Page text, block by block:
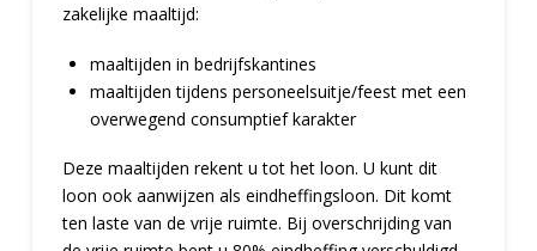
zakelijke maaltijd:
maaltijden in bedrijfskantines
maaltijden tijdens personeelsuitje/feest met een
overwegend consumptief karakter
Deze maaltijden rekent u tot het loon. U kunt dit
loon ook aanwijzen als eindheffingsloon. Dit komt
ten laste van de vrije ruimte. Bij overschrijding van